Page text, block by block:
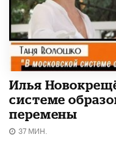
Илья
системе
перемены
37 МИН.